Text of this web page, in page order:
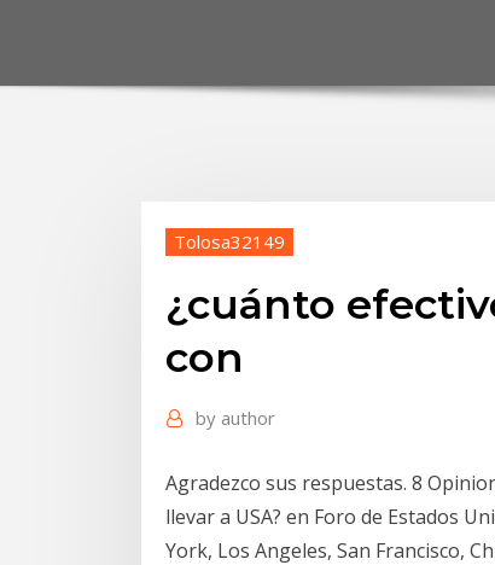
Tolosa32149
¿cuánto
con
by author
Agradezco sus respuestas. 8
llevar a USA? en Foro de Estados
York, Los Angeles, San Francisco,